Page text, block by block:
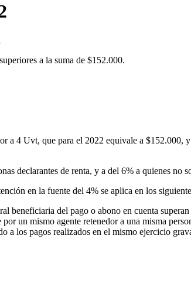
a la suma de $152.000.
a 4 Uvt, que para el 2022 equivale a
declarantes de renta, y a del 6% a quienes no
en la fuente del 4% se aplica en los
beneficiaria del pago o abono en cuenta
un mismo agente retenedor a una misma
a los pagos realizados en el mismo ejercicio